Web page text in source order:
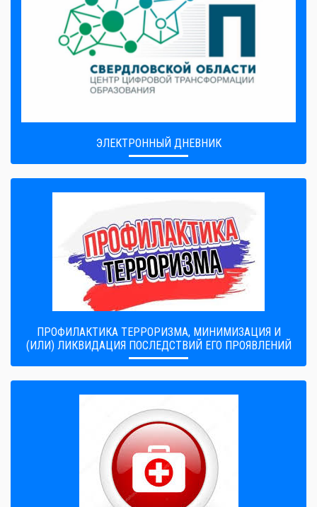
ЭЛЕКТРОННЫЙ ДНЕВНИК
ПРОФИЛАКТИКА ТЕРРОРИЗМА, МИНИМИЗАЦИЯ И
(ИЛИ) ЛИКВИДАЦИЯ ПОСЛЕДСТВИЙ ЕГО ПРОЯВЛЕНИЙ